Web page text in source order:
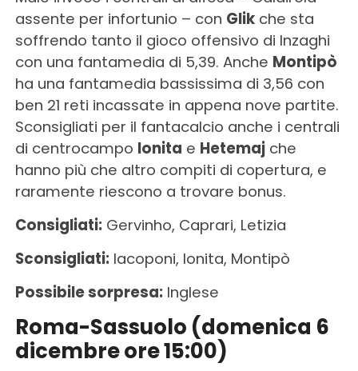
assente per infortunio – con Glikche sta
soffrendo tanto il gioco offensivo di Inzaghi
con una fantamedia di 5,39. Anche Montipò
ha una fantamedia bassissima di 3,56 con
ben 21 reti incassate in appena nove partite.
Sconsigliati per il fantacalcio anche i centrali
di centrocampo Ionita e Hetemajche
hanno più che altro compiti di copertura, e
raramente riescono a trovare bonus.
Consigliati:Gervinho, Caprari, Letizia
Sconsigliati:Iacoponi, Ionita, Montipò
Possibile sorpresa:Inglese
Roma-Sassuolo (domenica 6
dicembre ore 15:00)